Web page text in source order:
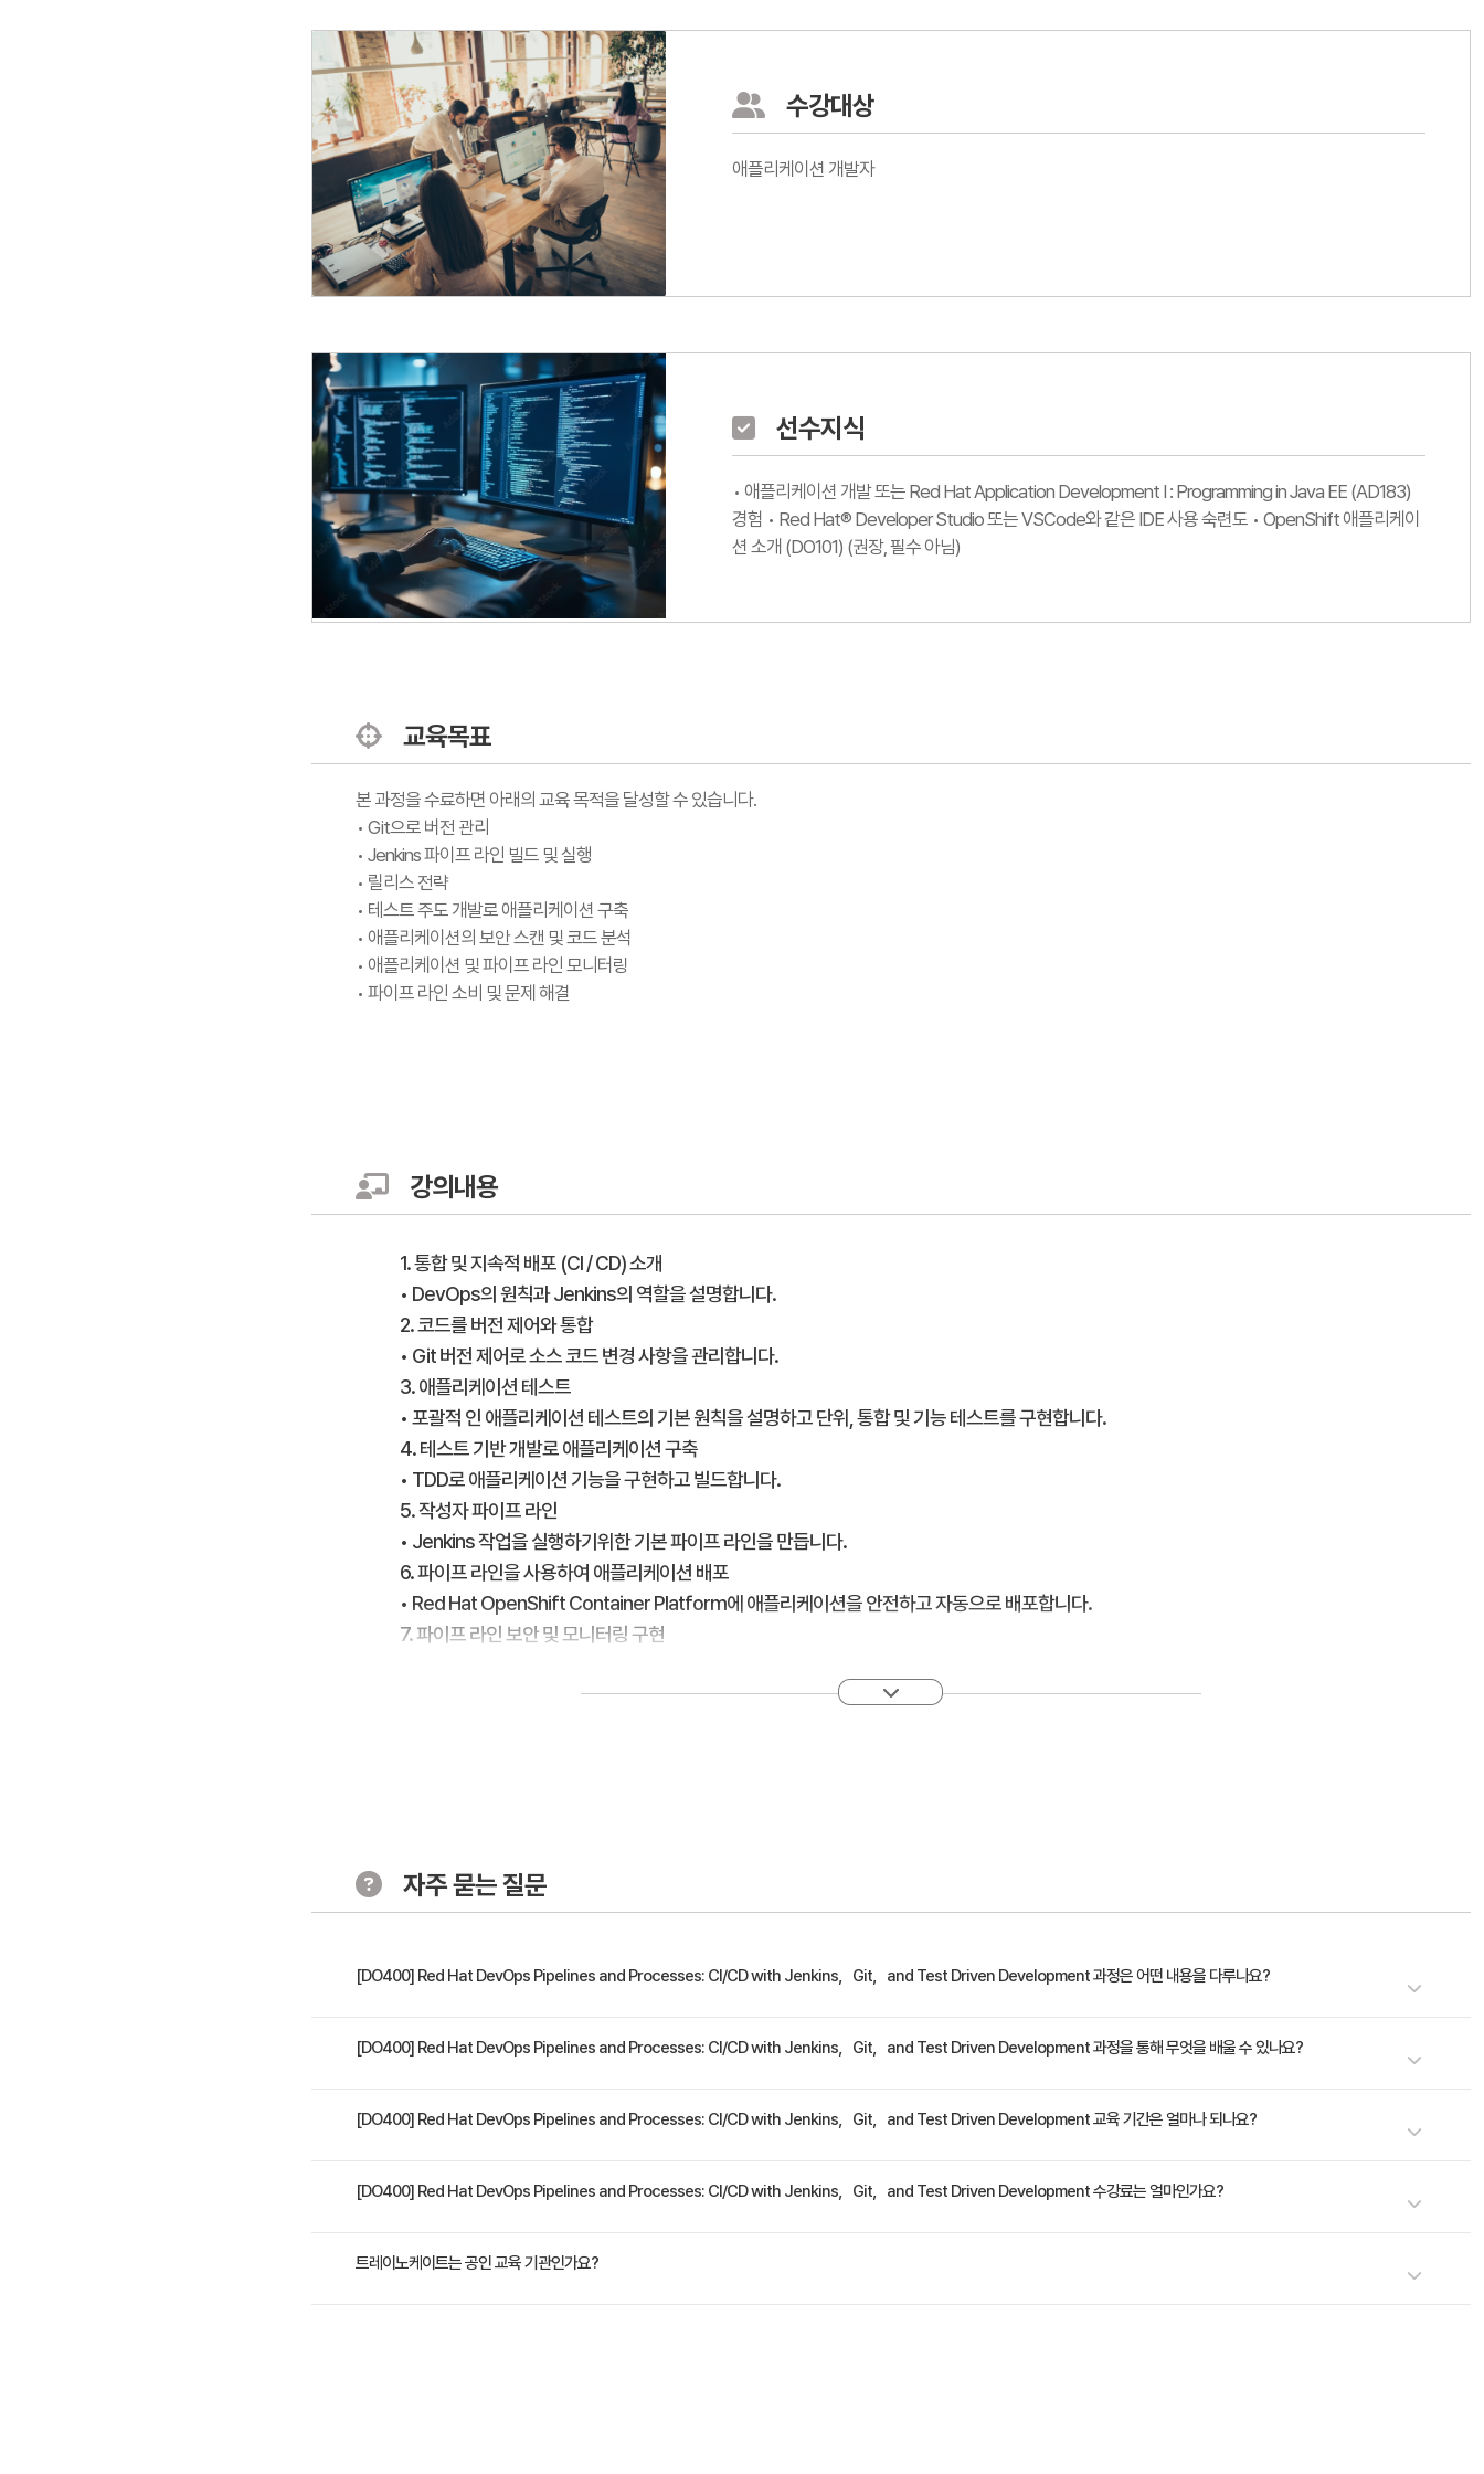
수강대상
애플리케이션 개발자
선수지식
• 애플리케이션 개발 또는 Red Hat Application Development I : Programming in Java EE (AD183)
경험 • Red Hat® Developer Studio 또는 VSCode와 같은 IDE 사용 숙련도 • OpenShift 애플리케이
션 소개 (DO101) (권장, 필수 아님)
교육목표
본 과정을 수료하면 아래의 교육 목적을 달성할 수 있습니다.
• Git으로 버전 관리
• Jenkins 파이프 라인 빌드 및 실행
• 릴리스 전략
• 테스트 주도 개발로 애플리케이션 구축
• 애플리케이션의 보안 스캔 및 코드 분석
• 애플리케이션 및 파이프 라인 모니터링
• 파이프 라인 소비 및 문제 해결
강의내용
1. 통합 및 지속적 배포 (CI / CD) 소개
• DevOps의 원칙과 Jenkins의 역할을 설명합니다.
2. 코드를 버전 제어와 통합
• Git 버전 제어로 소스 코드 변경 사항을 관리합니다.
3. 애플리케이션 테스트
• 포괄적 인 애플리케이션 테스트의 기본 원칙을 설명하고 단위, 통합 및 기능 테스트를 구현합니다.
4. 테스트 기반 개발로 애플리케이션 구축
• TDD로 애플리케이션 기능을 구현하고 빌드합니다.
5. 작성자 파이프 라인
• Jenkins 작업을 실행하기위한 기본 파이프 라인을 만듭니다.
6. 파이프 라인을 사용하여 애플리케이션 배포
• Red Hat OpenShift Container Platform에 애플리케이션을 안전하고 자동으로 배포합니다.
7. 파이프 라인 보안 및 모니터링 구현
자주 묻는 질문
[DO400] Red Hat DevOps Pipelines and Processes: CI/CD with Jenkins，Git，and Test Driven Development 과정은 어떤 내용을 다루나요?
• Jenkins, Test-Driven Development 및 Git 버전 제어를 통한 DevOps는 애플리케이션 출시 시간과 코드 품질을 향상시킵니다. 이 접근 방식은 애플리케이션의 탄력성을 높이고 조직이 새로운 기
웁니다. 이 과정은 DevOps의 이점과 구현을 지원하는 도구를 설명하기 위한 것입니다.
[DO400] Red Hat DevOps Pipelines and Processes: CI/CD with Jenkins，Git，and Test Driven Development 과정을 통해 무엇을 배울 수 있나요?
본 과정을 수료하면 아래의 교육 목적을 달성할 수 있습니다. • Git으로 버전 관리 • Jenkins 파이프 라인 빌드 및 실행 • 릴리스 전략 • 테스트 주도 개발로 애플리케이션 구축 • 애플리케이션의 보안 스
[DO400] Red Hat DevOps Pipelines and Processes: CI/CD with Jenkins，Git，and Test Driven Development 교육 기간은 얼마나 되나요?
4일 과정입니다. 상세 일정은 교육 페이지에서 확인하실 수 있습니다.
[DO400] Red Hat DevOps Pipelines and Processes: CI/CD with Jenkins，Git，and Test Driven Development 수강료는 얼마인가요?
수강료는 1,800,000원(VAT 별도)입니다. 고용보험 환급 및 기업 할인 혜택이 적용될 수 있으니 자세한 내용은 트레이노케이트로 문의해 주세요.
트레이노케이트는 공인 교육 기관인가요?